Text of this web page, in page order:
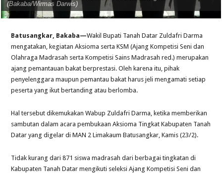
(Bakaba/Wirmas Darwis)
Batusangkar, Bakaba—Wakil Bupati Tanah Datar Zuldafri Darma
mengatakan, kegiatan Aksioma serta KSM (Ajang Kompetisi Seni dan
Olahraga Madrasah serta Kompetisi Sains Madrasah red.) merupakan
ajang pemantauan bakat berprestasi. Oleh karena itu, pihak
penyelenggara maupun pemantau bakat harus jeli mengamati setiap
peserta yang ikut bertanding atau berlomba.
Hal tersebut dikemukakan Wabup Zuldafri Darma, ketika memberikan
sambutan dalam acara pembukaan Aksioma Tingkat Kabupaten Tanah
Datar yang digelar di MAN 2 Limakaum Batusangkar, Kamis (23/2).
Tidak kurang dari 871 siswa madrasah dari berbagai tingkatan di
Kabupaten Tanah Datar mengikuti seleksi Ajang Kompetisi Seni dan